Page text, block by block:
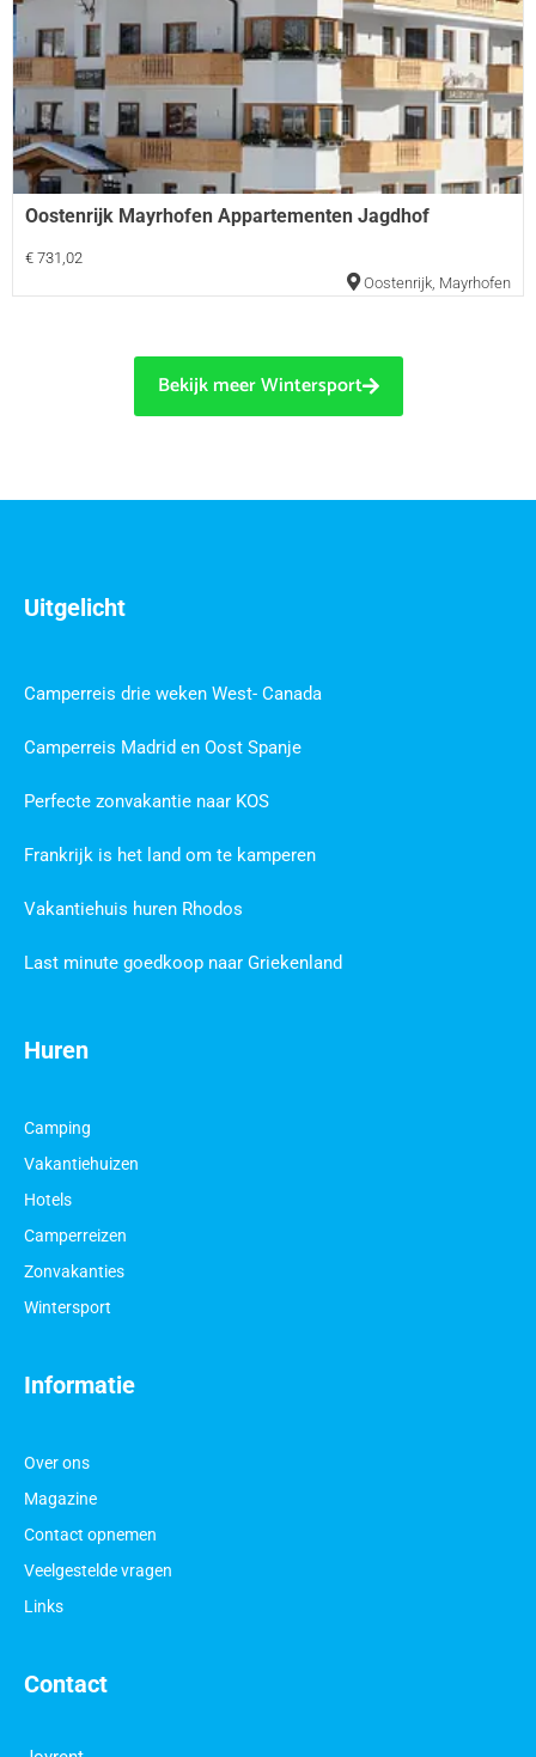
Oostenrijk Mayrhofen Appartementen Jagdhof
€ 731,02
Oostenrijk Mayrhofen
Bekijk meer Wintersport
Contact
Informatie
Over ons
Magazine
Contact opnemen
Veelgestelde vragen
Links
Huren
Camping
Vakantiehuizen
Hotels
Camperreizen
Zonvakanties
Wintersport
Uitgelicht
Camperreis drie weken West- Canada
Camperreis Madrid en Oost Spanje
Perfecte zonvakantie naar KOS
Frankrijk is het land om te kamperen
Vakantiehuis huren Rhodos
Last minute goedkoop naar Griekenland